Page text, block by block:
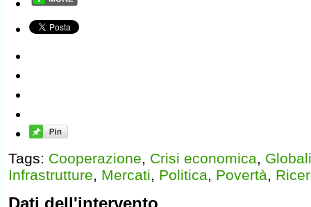
Tags: Cooperazione Crisi economica
Infrastrutture
Mercati Politica Povertà
Dati dell'intervento